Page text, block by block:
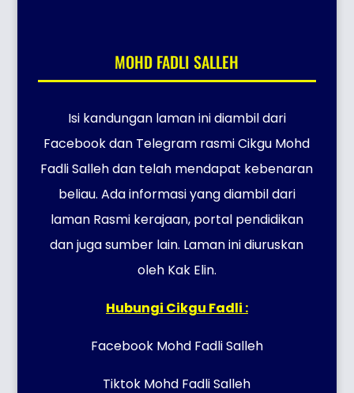
MOHD FADLI SALLEH
Isi kandungan laman ini diambil dari
Facebook dan Telegram rasmi Cikgu Mohd
Fadli Salleh dan telah mendapat kebenaran
beliau. Ada informasi yang diambil dari
laman Rasmi kerajaan, portal pendidikan
dan juga sumber lain. Laman ini diuruskan
oleh Kak Elin.
Hubungi Cikgu Fadli :
Facebook Mohd Fadli Salleh
Tiktok Mohd Fadli Salleh